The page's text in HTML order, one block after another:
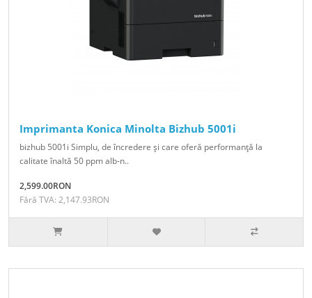
Imprimanta Konica Minolta Bizhub 5001i
bizhub 5001i Simplu, de încredere şi care oferă performanţă la
calitate înaltă 50 ppm alb-n..
2,599.00RON
Fără TVA: 2,147.93RON